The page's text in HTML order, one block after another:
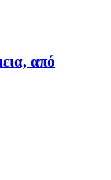
από